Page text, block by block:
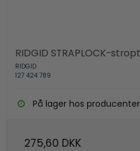
RIDGID STRAPLOCK-
RIDGID
127 424 789
På lager hos
275,60 DKK